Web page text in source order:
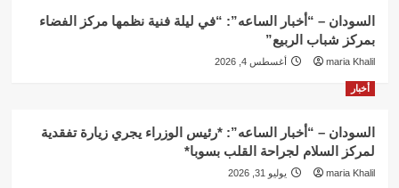
السودان – “أخبار الساعه”: “في ليلة فنية نظمها مركز الفضاء
بمركز شباب الربيع”
maria Khalil أغسطس 4, 2026
أخبار
السودان – “أخبار الساعه”: *رئيس الوزراء يجري زيارة تفقدية
لمركز السلام لجراحة القلب بسوبا*
maria Khalil يوليو 31, 2026